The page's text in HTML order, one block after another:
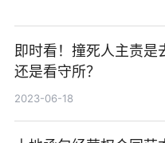
即时看！撞死人主责是
还是看守所？
2023-06-18